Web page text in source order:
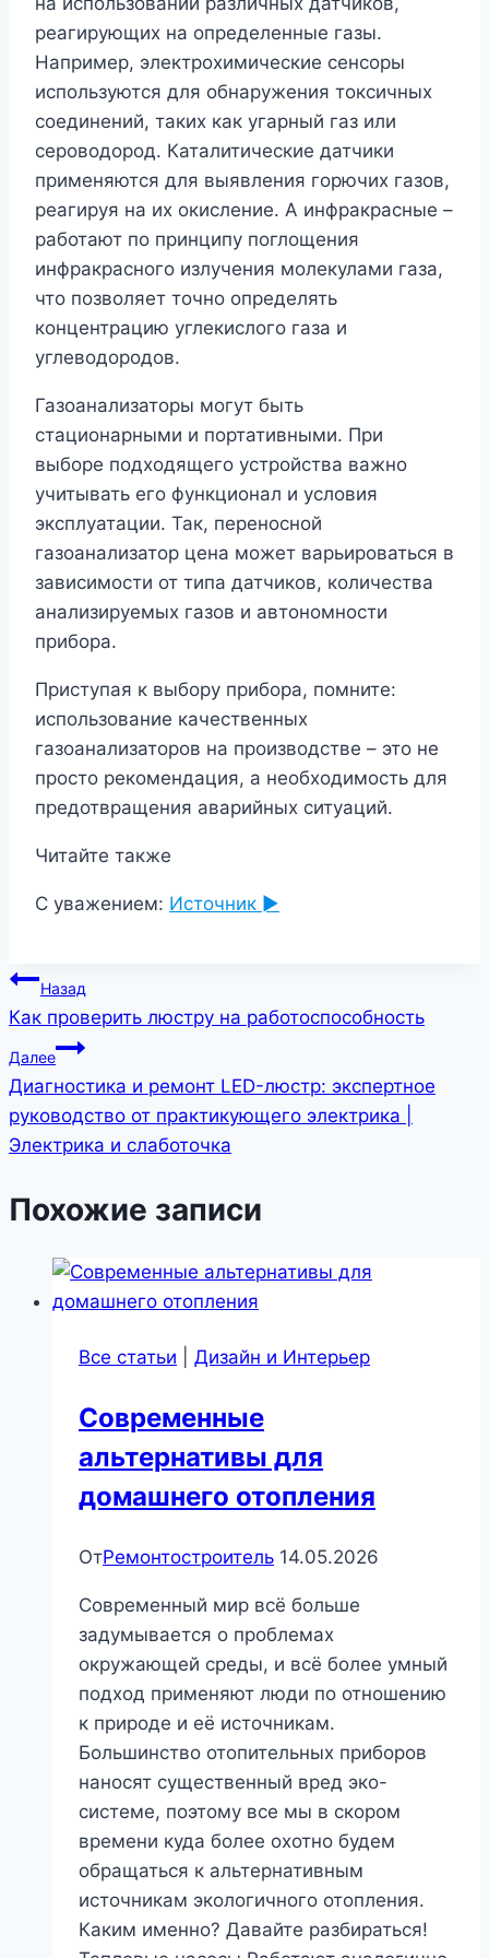
реагирующих на определенные газы.
Например, электрохимические сенсоры
используются для обнаружения токсичных
соединений, таких как угарный газ или
сероводород. Каталитические датчики
применяются для выявления горючих газов,
реагируя на их окисление. А инфракрасные –
работают по принципу поглощения
инфракрасного излучения молекулами газа,
что позволяет точно определять
концентрацию углекислого газа и
углеводородов.
Газоанализаторы могут быть
стационарными и портативными. При
выборе подходящего устройства важно
учитывать его функционал и условия
эксплуатации. Так, переносной
газоанализатор цена может варьироваться в
зависимости от типа датчиков, количества
анализируемых газов и автономности
прибора.
Приступая к выбору прибора, помните:
использование качественных
газоанализаторов на производстве – это не
просто рекомендация, а необходимость для
предотвращения аварийных ситуаций.
Читайте также
С уважением: Источник ►
Навигация
по
записям
Назад
Как проверить люстру на работоспособность
Далее
Диагностика и ремонт LED-люстр: экспертное
руководство от практикующего электрика |
Электрика и слаботочка
Похожие записи
Все статьи Дизайн и Интерьер
Современные
альтернативы для
домашнего отопления
ОтРемонтостроитель 14.05.2026
Современный мир всё больше
задумывается о проблемах
окружающей среды, и всё более умный
подход применяют люди по отношению
к природе и её источникам.
Большинство отопительных приборов
наносят существенный вред эко-
системе, поэтому все мы в скором
времени куда более охотно будем
обращаться к альтернативным
источникам экологичного отопления.
Каким именно? Давайте разбираться!